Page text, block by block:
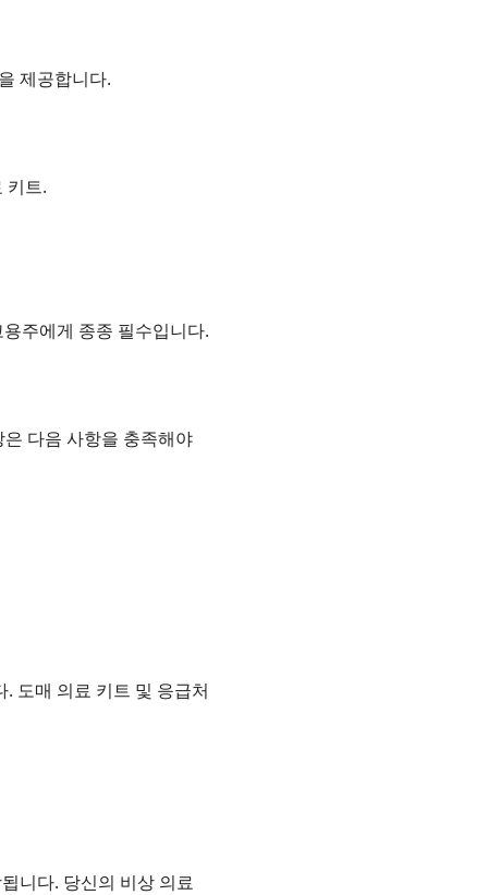
제공합니다.
키트.
주에게 종종 필수입니다.
다음 사항을 충족해야
도매 의료 키트 및 응급처
니다. 당신의 비상 의료